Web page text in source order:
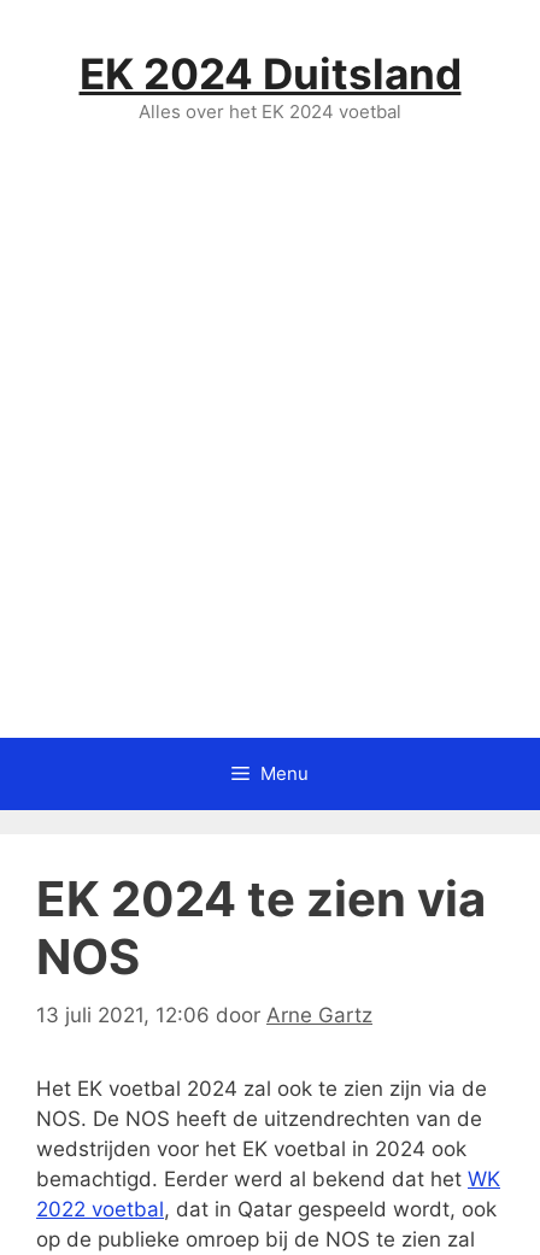
EK 2024 Duitsland
Alles over het EK 2024 voetbal
Menu
EK 2024 te zien via
NOS
13 juli 2021, 12:06 door Arne Gartz
Het EK voetbal 2024 zal ook te zien zijn via de
NOS. De NOS heeft de uitzendrechten van de
wedstrijden voor het EK voetbal in 2024 ook
bemachtigd. Eerder werd al bekend dat het WK
2022 voetbal, dat in Qatar gespeeld wordt, ook
op de publieke omroep bij de NOS te zien zal